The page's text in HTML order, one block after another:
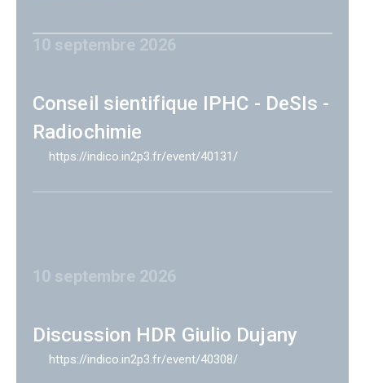
10 septembre 2026
Conseil sientifique IPHC - DeSIs -
Radiochimie
https://indico.in2p3.fr/event/40131/
10 septembre 2026
Discussion HDR Giulio Dujany
https://indico.in2p3.fr/event/40308/